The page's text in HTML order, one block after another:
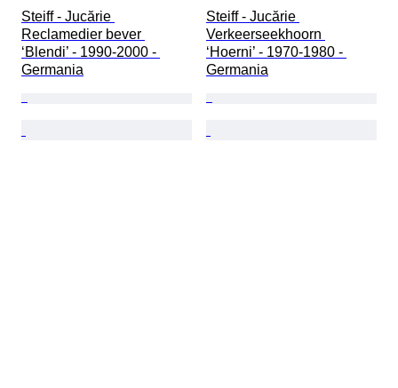
Steiff - Jucărie
Reclamedier bever
‘Blendi’ - 1990-2000 -
Germania
Steiff - Jucărie
Verkeerseekhoorn
‘Hoerni’ - 1970-1980 -
Germania